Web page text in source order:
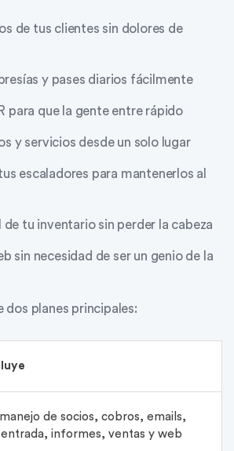
de tus clientes sin dolores de
y pases diarios fácilmente
para que la gente entre rápido
y servicios desde un solo lugar
escaladores para mantenerlos al
de tu inventario sin perder la cabeza
sin necesidad de ser un genio de la
dos planes principales:
de socios, cobros, emails,
informes, ventas y web